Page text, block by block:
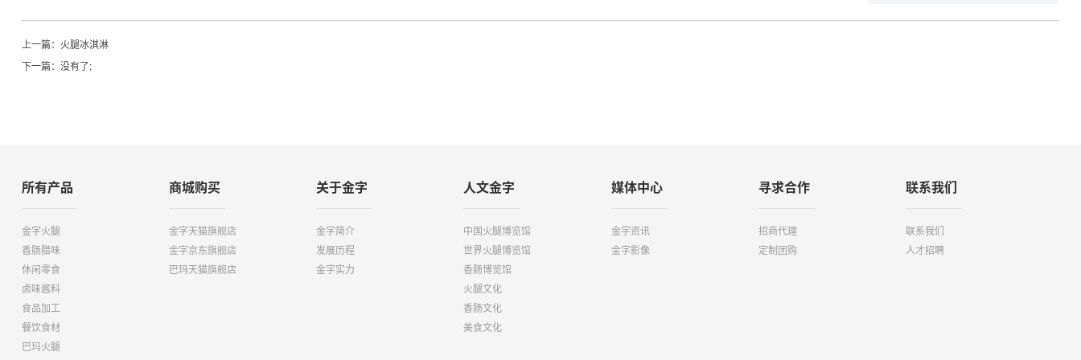
上一篇： 火腿冰淇淋
下一篇：没有了;
所有产品
金字火腿
香肠腊味
休闲零食
卤味酱料
食品加工
餐饮食材
巴玛火腿
商城购买
金字天猫旗舰店
金字京东旗舰店
巴玛天猫旗舰店
关于金字
金字简介
发展历程
金字实力
人文金字
中国火腿博览馆
世界火腿博览馆
香肠博览馆
火腿文化
香肠文化
美食文化
媒体中心
金字资讯
金字影像
寻求合作
招商代理
定制团购
联系我们
联系我们
人才招聘